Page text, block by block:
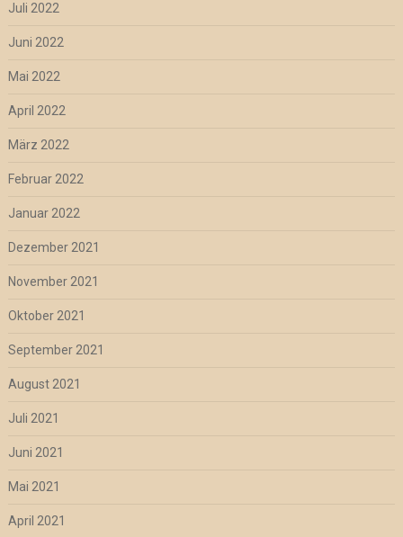
Juli 2022
Juni 2022
Mai 2022
April 2022
März 2022
Februar 2022
Januar 2022
Dezember 2021
November 2021
Oktober 2021
September 2021
August 2021
Juli 2021
Juni 2021
Mai 2021
April 2021